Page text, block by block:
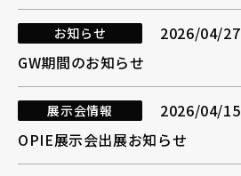
電話をかける
お知らせ
2026/04/27
GW期間のお知らせ
展示会情報
2026/04/15
OPIE展示会出展お知らせ